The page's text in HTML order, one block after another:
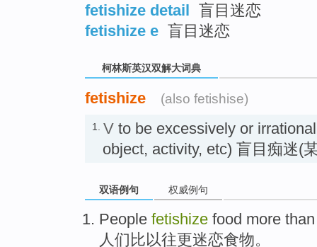
fetishize detail 盲目迷恋
fetishize e 盲目迷恋
柯林斯英汉双解大词典
fetishize (also fetishise)
1. V to be excessively or
object, activity, etc) 盲目痴迷(
双语例句 权威例句
People fetishize food more
人们 比以往更迷恋食物。